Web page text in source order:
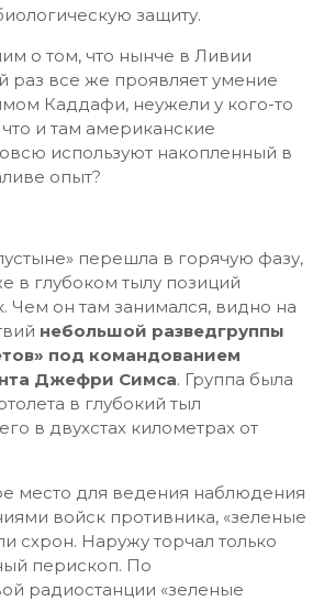
защиту.
о том, что нынче в Ливии
раз все же проявляет умение
Каддафи, неужели у кого-то
и там американские
используют накопленный в
опыт?
перешла в горячую фазу,
в глубоком тылу позиций
Чем он там занимался, видно на
небольшой разведгруппы
под командованием
Джефри Симса. Группа была
в глубокий тыл
в двухстах километрах от
место для ведения наблюдения
войск противника, «зеленые
схрон. Наружу торчал только
перископ. По
радиостанции «зеленые